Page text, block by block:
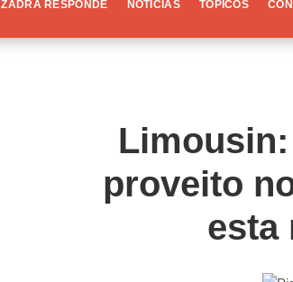
ZADRA RESPONDE NOTÍCIAS TÓPICOS
proveito
esta